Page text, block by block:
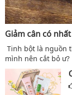
Giảm cân có
Tinh bột là nguồn
mình nên cắt bỏ ư?